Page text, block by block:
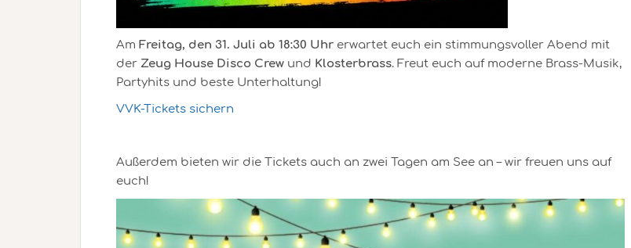
Am Freitag, den 31. Juli ab 18:30 Uhr erwartet euch ein stimmungsvoller Abend mit
der Zeug House Disco Crew und Klosterbrass. Freut euch auf moderne Brass-Musik,
Partyhits und beste Unterhaltung!
VVK-Tickets sichern
Außerdem bieten wir die Tickets auch an zwei Tagen am See an – wir freuen uns auf
euch!